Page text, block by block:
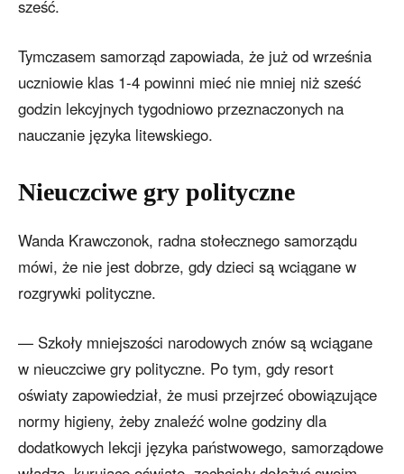
sześć.
Tymczasem samorząd zapowiada, że już od września
uczniowie klas 1-4 powinni mieć nie mniej niż sześć
godzin lekcyjnych tygodniowo przeznaczonych na
nauczanie języka litewskiego.
Nieuczciwe gry polityczne
Wanda Krawczonok, radna stołecznego samorządu
mówi, że nie jest dobrze, gdy dzieci są wciągane w
rozgrywki polityczne.
— Szkoły mniejszości narodowych znów są wciągane
w nieuczciwe gry polityczne. Po tym, gdy resort
oświaty zapowiedział, że musi przejrzeć obowiązujące
normy higieny, żeby znaleźć wolne godziny dla
dodatkowych lekcji języka państwowego, samorządowe